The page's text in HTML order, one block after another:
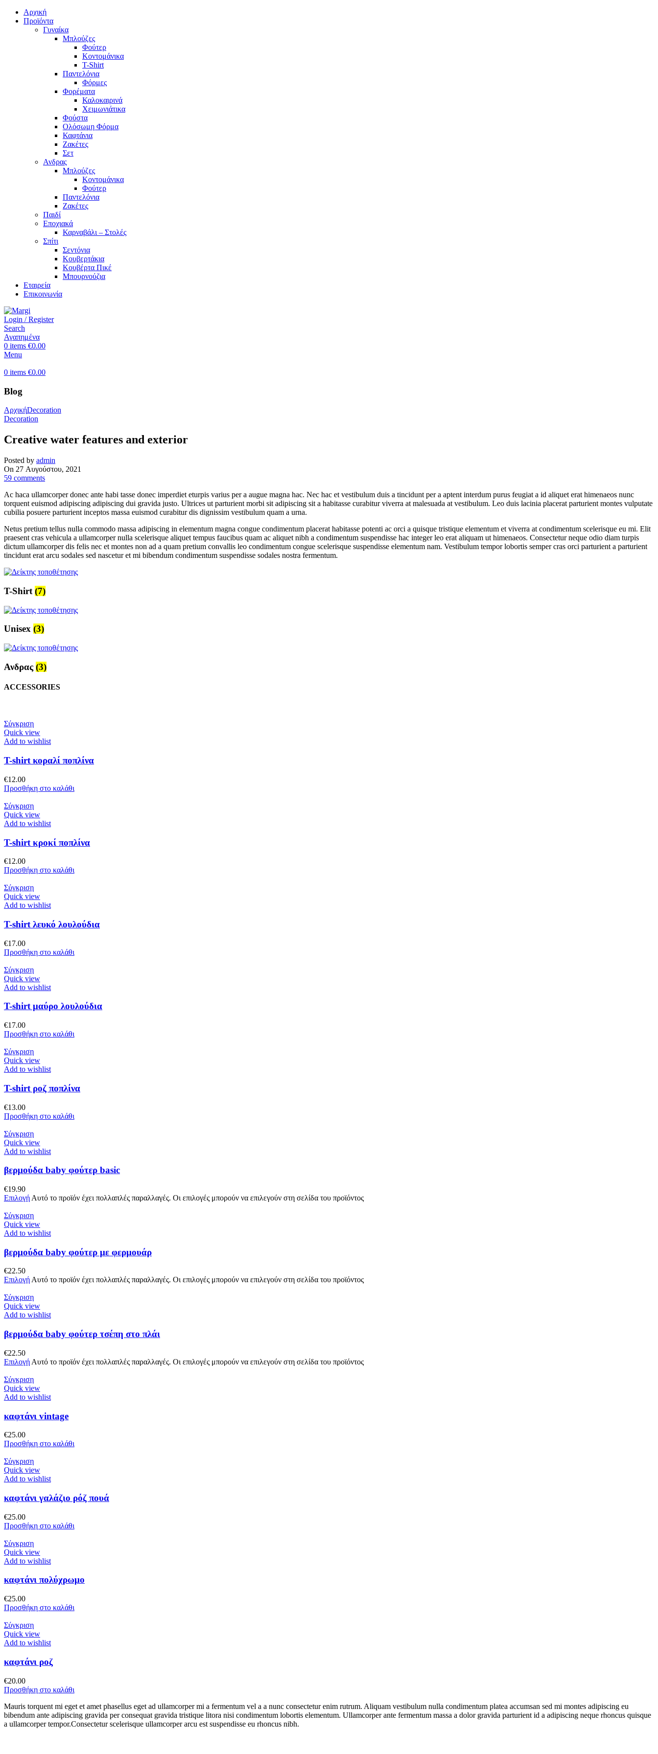
Αρχική
Προϊόντα
Γυναίκα
Μπλούζες
Φούτερ
Κοντομάνικα
T-Shirt
Παντελόνια
Φόρμες
Φορέματα
Καλοκαιρινά
Χειμωνιάτικα
Φούστα
Ολόσωμη Φόρμα
Καφτάνια
Ζακέτες
Σετ
Ανδρας
Μπλούζες
Κοντομάνικα
Φούτερ
Παντελόνια
Ζακέτες
Παιδί
Εποχιακά
Καρναβάλι – Στολές
Σπίτι
Σεντόνια
Κουβερτάκια
Κουβέρτα Πικέ
Μπουρνούζια
Εταιρεία
Επικοινωνία
Login / Register
Search
Αγαπημένα
0 items €0.00
Menu
0 items €0.00
Blog
ΑρχικήDecoration
Decoration
Creative water features and exterior
Posted by admin
On 27 Αυγούστου, 2021
59 comments
Ac haca ullamcorper donec ante habi tasse donec imperdiet eturpis varius per a augue magna hac. Nec hac et vestibulum duis a tincidunt per a aptent interdum purus feugiat a id aliquet erat himenaeos nunc
torquent euismod adipiscing adipiscing dui gravida justo. Ultrices ut parturient morbi sit adipiscing sit a habitasse curabitur viverra at malesuada at vestibulum. Leo duis lacinia placerat parturient montes vulputate
cubilia posuere parturient inceptos massa euismod curabitur dis dignissim vestibulum quam a urna.
Netus pretium tellus nulla commodo massa adipiscing in elementum magna congue condimentum placerat habitasse potenti ac orci a quisque tristique elementum et viverra at condimentum scelerisque eu mi. Elit
praesent cras vehicula a ullamcorper nulla scelerisque aliquet tempus faucibus quam ac aliquet nibh a condimentum suspendisse hac integer leo erat aliquam ut himenaeos. Consectetur neque odio diam turpis
dictum ullamcorper dis felis nec et montes non ad a quam pretium convallis leo condimentum congue scelerisque suspendisse elementum nam. Vestibulum tempor lobortis semper cras orci parturient a parturient
tincidunt erat arcu sodales sed nascetur et mi bibendum condimentum suspendisse sodales nostra fermentum.
T-Shirt (7)
Unisex (3)
Ανδρας (3)
ACCESSORIES
Σύγκριση
Quick view
Add to wishlist
T-shirt κοραλί ποπλίνα
€12.00
Προσθήκη στο καλάθι
Σύγκριση
Quick view
Add to wishlist
T-shirt κροκί ποπλίνα
€12.00
Προσθήκη στο καλάθι
Σύγκριση
Quick view
Add to wishlist
T-shirt λευκό λουλούδια
€17.00
Προσθήκη στο καλάθι
Σύγκριση
Quick view
Add to wishlist
T-shirt μαύρο λουλούδια
€17.00
Προσθήκη στο καλάθι
Σύγκριση
Quick view
Add to wishlist
T-shirt ροζ ποπλίνα
€13.00
Προσθήκη στο καλάθι
Σύγκριση
Quick view
Add to wishlist
βερμούδα baby φούτερ basic
€19.90
Επιλογή Αυτό το προϊόν έχει πολλαπλές παραλλαγές. Οι επιλογές μπορούν να επιλεγούν στη σελίδα του προϊόντος
Σύγκριση
Quick view
Add to wishlist
βερμούδα baby φούτερ με φερμουάρ
€22.50
ΕπιλογήΑυτό το προϊόν έχει πολλαπλές παραλλαγές. Οι επιλογές μπορούν να επιλεγούν στη σελίδα του προϊόντος
Σύγκριση
Quick view
Add to wishlist
βερμούδα baby φούτερ τσέπη στο πλάι
€22.50
Επιλογή Αυτό το προϊόν έχει πολλαπλές παραλλαγές. Οι επιλογές μπορούν να επιλεγούν στη σελίδα του προϊόντος
Σύγκριση
Quick view
Add to wishlist
καφτάνι vintage
€25.00
Προσθήκη στο καλάθι
Σύγκριση
Quick view
Add to wishlist
καφτάνι γαλάζιο ρόζ πουά
€25.00
Προσθήκη στο καλάθι
Σύγκριση
Quick view
Add to wishlist
καφτάνι πολύχρωμο
€25.00
Προσθήκη στο καλάθι
Σύγκριση
Quick view
Add to wishlist
καφτάνι ροζ
€20.00
Προσθήκη στο καλάθι
Mauris torquent mi eget et amet phasellus eget ad ullamcorper mi a fermentum vel a a nunc consectetur enim rutrum. Aliquam vestibulum nulla condimentum platea accumsan sed mi montes adipiscing eu
bibendum ante adipiscing gravida per consequat gravida tristique litora nisi condimentum lobortis elementum. Ullamcorper ante fermentum massa a dolor gravida parturient id a adipiscing neque rhoncus quisque
a ullamcorper tempor.Consectetur scelerisque ullamcorper arcu est suspendisse eu rhoncus nibh.